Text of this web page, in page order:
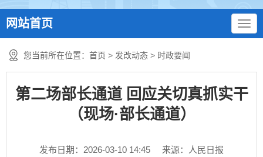
网站首页
您当前所在位置： 首页 > 发改动态 > 时政要闻
第二场部长通道 回应关切真抓实干
（现场·部长通道）
发布日期：2026-03-10 14:45
来源：人民日报